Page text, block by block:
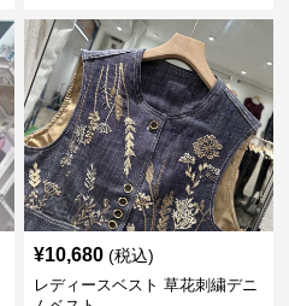
¥10,680 (税込)
レディースベスト 草花刺繍デニ